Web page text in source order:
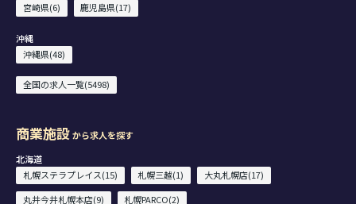
宮崎県(6)
鹿児島県(17)
沖縄
沖縄県(48)
全国の求人一覧(5498)
商業施設から求人を探す
北海道
札幌ステラプレイス(15)
札幌三越(1)
大丸札幌店(17)
丸井今井札幌本店(9)
札幌PARCO(2)